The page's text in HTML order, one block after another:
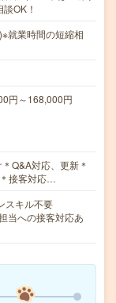
OK！
就業時間の短縮相
円～168,000円
Q&A対応、更新＊
接客対応…
スキル不要
当への接客対応あ